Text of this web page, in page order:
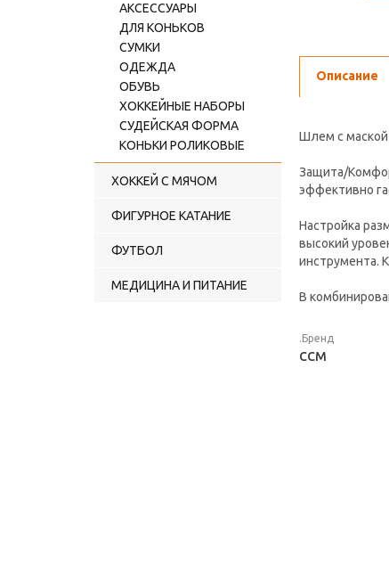
АКСЕССУАРЫ
ДЛЯ КОНЬКОВ
СУМКИ
ОДЕЖДА
ОБУВЬ
ХОККЕЙНЫЕ НАБОРЫ
СУДЕЙСКАЯ ФОРМА
КОНЬКИ РОЛИКОВЫЕ
ХОККЕЙ С МЯЧОМ
ФИГУРНОЕ КАТАНИЕ
ФУТБОЛ
МЕДИЦИНА И ПИТАНИЕ
Описание
Шлем с маской
Защита/
эффективно
Настройка
высокий
инструмента.
В
.Бренд
CCM